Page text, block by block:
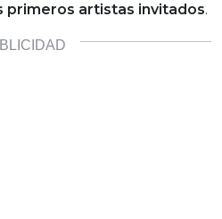
primeros artistas invitados.